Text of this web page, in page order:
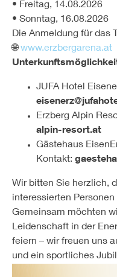
• Freitag, 14.08.2026
• Sonntag, 16.08.2026
Die Anmeldung für das
🌐www.erzbergarena.at
JUFA Hotel
Erzberg Alpin
alpin-resort.at
Gästehaus
Kontakt:
Wir bitten Sie herzlich,
interessierten
Gemeinsam möchten
Leidenschaft in der
feiern – wir freuen uns
und ein sportliches